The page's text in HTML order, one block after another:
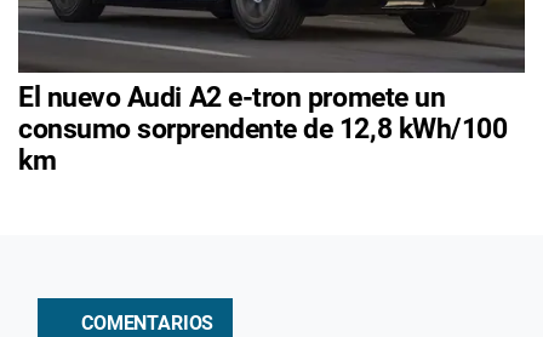
El nuevo Audi A2 e-tron promete un
consumo sorprendente de 12,8 kWh/100
km
COMENTARIOS